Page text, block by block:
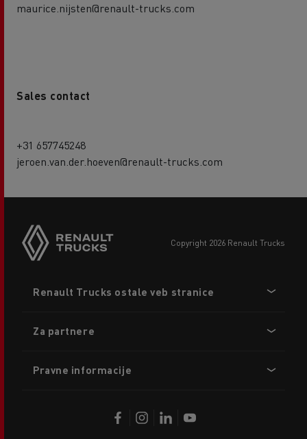
maurice.nijsten@renault-trucks.com
Sales contact
+31 657745248
jeroen.van.der.hoeven@renault-trucks.com
copyright 2026 Renault Trucks
menu
Renault Trucks ostale veb stranice
Za partnere
Pravne informacije